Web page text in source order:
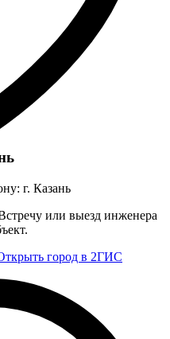
г. Казань
или выезд инженера
город в 2ГИС